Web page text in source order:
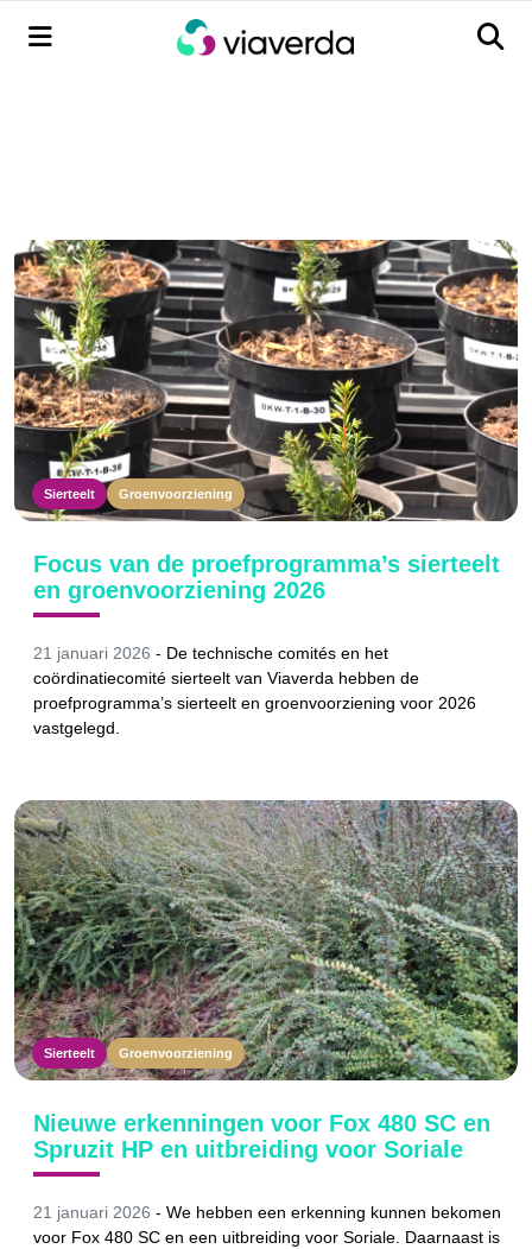
Menu Menu
Sierteelt Groenvoorziening
Focus van de proefprogramma’s sierteelt
en groenvoorziening 2026
21 januari 2026 - De technische comités en het
coördinatiecomité sierteelt van Viaverda hebben de
proefprogramma’s sierteelt en groenvoorziening voor 2026
vastgelegd.
Sierteelt Groenvoorziening
Nieuwe erkenningen voor Fox 480 SC en
Spruzit HP en uitbreiding voor Soriale
21 januari 2026 - We hebben een erkenning kunnen bekomen
voor Fox 480 SC en een uitbreiding voor Soriale. Daarnaast is